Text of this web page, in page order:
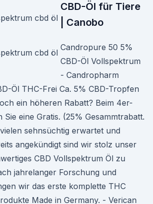
CBD-Öl für Tiere
| Canobo
Candropure 50 5%
CBD-Öl Vollspektrum
- Candropharm
Öl THC-Frei Ca. 5% CBD-Tropfen
ein höheren Rabatt? Beim 4er-
Sie eine Gratis. (25% Gesammtrabatt.
sehnsüchtig erwartet und
angekündigt sind wir stolz unser
CBD Vollspektrum Öl zu
jahrelanger Forschung und
wir das erste komplette THC
Made in Germany. - Verican